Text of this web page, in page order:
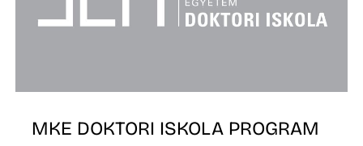
MKE DOKTORI ISKOLA PROGRAM